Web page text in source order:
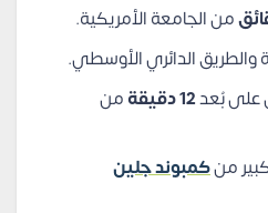
من الجامعة الأمريكية.
والطريق الدائري الأوسطي.
على بُعد12 دقيقة
من
منكمبوند جلين